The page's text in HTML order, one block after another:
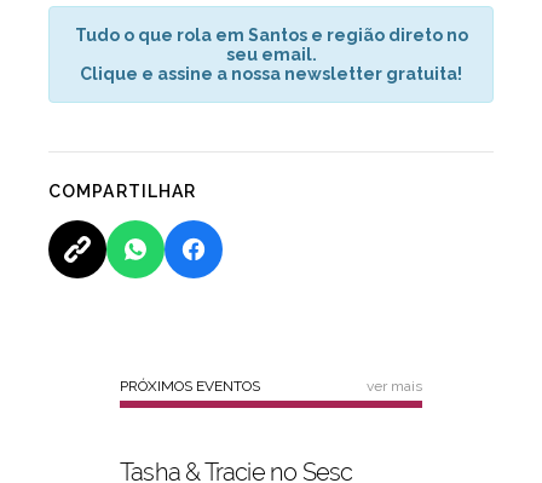
Tudo o que rola em Santos e região direto no
seu email.
Clique e assine a nossa newsletter gratuita!
COMPARTILHAR
PRÓXIMOS EVENTOS ver mais
Tasha & Tracie no Sesc